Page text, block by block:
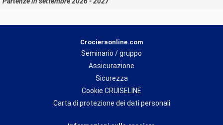
Crocieraonline.com
Seminario / gruppo
Assicurazione
Sicurezza
Cookie CRUISELINE
Carta di protezione dei dati personali